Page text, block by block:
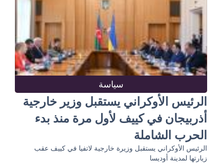
سياسة
الرئيس الأوكراني يستقبل وزير خارجية
أذربيجان في كييف لأول مرة منذ بدء
الحرب الشاملة
الرئيس الأوكراني يستقبل وزيرة خارجية لاتفيا في كييف عقب
زيارتها لمدينة أوديسا